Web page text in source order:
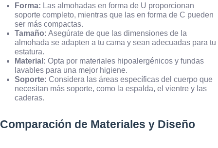
Forma: Las almohadas en forma de U proporcionan
soporte completo, mientras que las en forma de C pueden
ser más compactas.
Tamaño: Asegúrate de que las dimensiones de la
almohada se adapten a tu cama y sean adecuadas para tu
estatura.
Material: Opta por materiales hipoalergénicos y fundas
lavables para una mejor higiene.
Soporte: Considera las áreas específicas del cuerpo que
necesitan más soporte, como la espalda, el vientre y las
caderas.
Comparación de Materiales y Diseño